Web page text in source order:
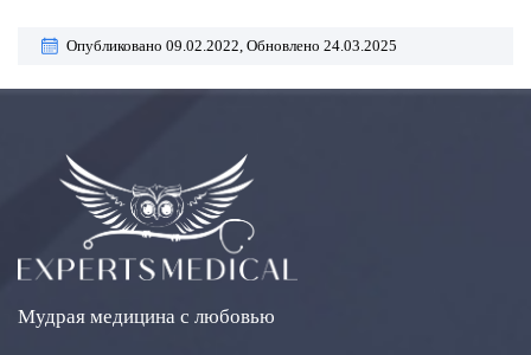
Опубликовано 09.02.2022, Обновлено 24.03.2025
Мудрая медицина с любовью